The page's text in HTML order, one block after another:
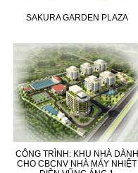
SAKURA GARDEN PLAZA
CÔNG TRÌNH: KHU NHÀ DÀNH
CHO CBCNV NHÀ MÁY NHIỆT